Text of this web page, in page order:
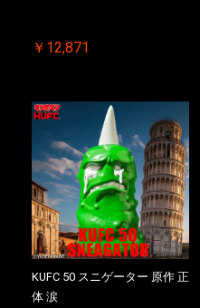
￥12,871
KUFC 50 スニゲーター 原作 正
体 涙